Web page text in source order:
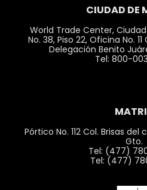
CIUDAD DE
World Trade Center,
No. 38, Piso 22, Oficina No.
Delegación Benito
Tel: 800-
Pórtico No. 112 Col. Brisas del
Gto.
Tel: (477)
Tel: (477)